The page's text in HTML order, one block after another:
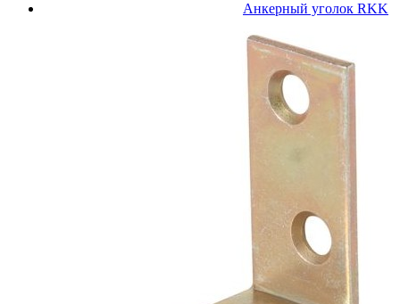
Анкерный уголок RKK